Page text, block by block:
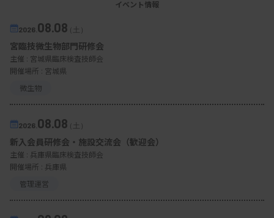
イベント情報
2026. 08.08（土）
宮臨技微生物部門研修会
主催 : 宮城県臨床検査技師会
開催場所 : 宮城県
微生物
2026. 08.08（土）
新入会員研修会・施設交流会（歓迎会）
主催 : 兵庫県臨床検査技師会
開催場所 : 兵庫県
管理運営